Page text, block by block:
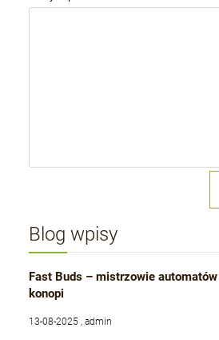
Blog wpisy
Fast Buds – mistrzowie
konopi
13-08-2025 , admin